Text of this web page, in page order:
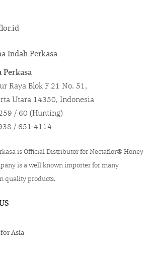
Perkasa
Raya Blok F 21 No. 51,
Utara 14350, Indonesia
/ 60 (Hunting)
/ 651 4114
is Official Distributor for Nectaflor® Honey
is a well known importer for many
quality products.
Asia